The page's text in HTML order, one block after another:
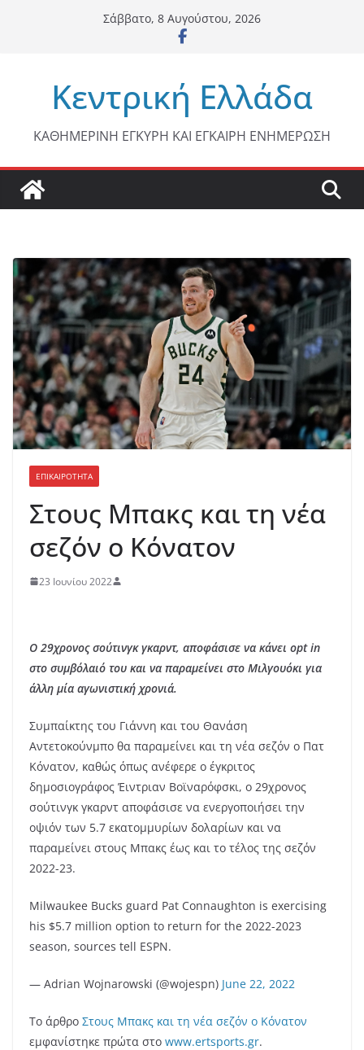
Σάββατο, 8 Αυγούστου, 2026
Κεντρική Ελλάδα
ΚΑΘΗΜΕΡΙΝΗ ΕΓΚΥΡΗ ΚΑΙ ΕΓΚΑΙΡΗ ΕΝΗΜΕΡΩΣΗ
ΕΠΙΚΑΙΡΟΤΗΤΑ
Στους Μπακς και τη νέα
σεζόν ο Κόνατον
23 Ιουνίου 2022
Ο 29χρονος σούτινγκ γκαρντ, αποφάσισε να κάνει opt in
στο συμβόλαιό του και να παραμείνει στο Μιλγουόκι για
άλλη μία αγωνιστική χρονιά.
Συμπαίκτης του Γιάννη και του Θανάση
Αντετοκούνμπο θα παραμείνει και τη νέα σεζόν ο Πατ
Κόνατον, καθώς όπως ανέφερε ο έγκριτος
δημοσιογράφος Έιντριαν Βοϊναρόφσκι, ο 29χρονος
σούτινγκ γκαρντ αποφάσισε να ενεργοποιήσει την
οψιόν των 5.7 εκατομμυρίων δολαρίων και να
παραμείνει στους Μπακς έως και το τέλος της σεζόν
2022-23.
Milwaukee Bucks guard Pat Connaughton is exercising
his $5.7 million option to return for the 2022-2023
season, sources tell ESPN.
— Adrian Wojnarowski (@wojespn) June 22, 2022
Το άρθρο Στους Μπακς και τη νέα σεζόν ο Κόνατον
εμφανίστηκε πρώτα στο www.ertsports.gr.